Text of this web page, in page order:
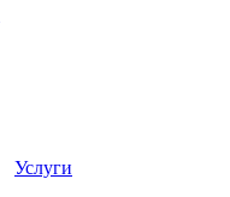
Услуги